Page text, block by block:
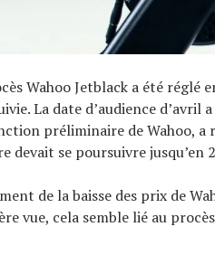
Wahoo Jetblack a été réglé
La date d’audience
préliminaire de Wahoo, a
devait se poursuivre jusqu’en
de la baisse des prix de
vue, cela semble lié au